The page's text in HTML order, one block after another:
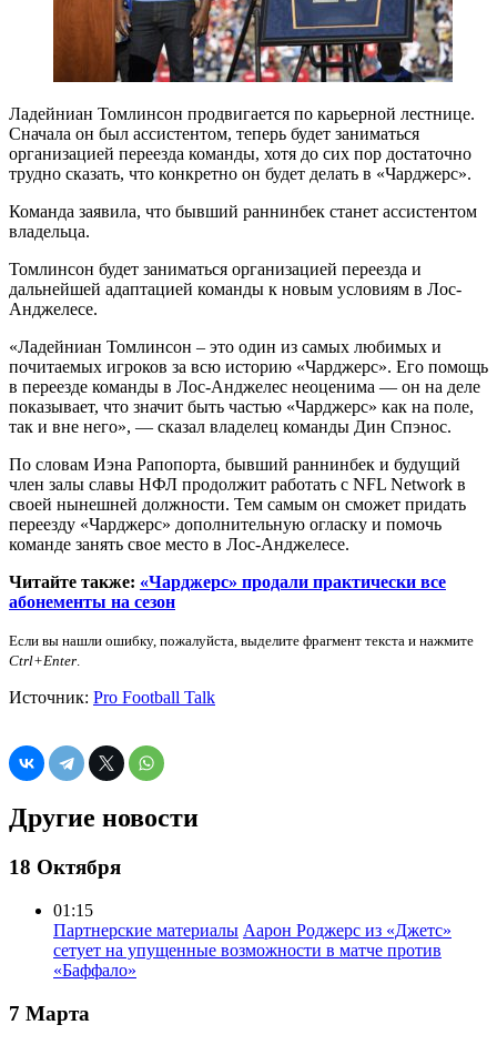
Ладейниан Томлинсон продвигается по карьерной лестнице.
Сначала он был ассистентом, теперь будет заниматься
организацией переезда команды, хотя до сих пор достаточно
трудно сказать, что конкретно он будет делать в «Чарджерс».
Команда заявила, что бывший раннинбек станет ассистентом
владельца.
Томлинсон будет заниматься организацией переезда и
дальнейшей адаптацией команды к новым условиям в Лос-
Анджелесе.
«Ладейниан Томлинсон – это один из самых любимых и
почитаемых игроков за всю историю «Чарджерс». Его помощь
в переезде команды в Лос-Анджелес неоценима — он на деле
показывает, что значит быть частью «Чарджерс» как на поле,
так и вне него», — сказал владелец команды Дин Спэнос.
По словам Иэна Рапопорта, бывший раннинбек и будущий
член залы славы НФЛ продолжит работать с NFL Network в
своей нынешней должности. Тем самым он сможет придать
переезду «Чарджерс» дополнительную огласку и помочь
команде занять свое место в Лос-Анджелесе.
Читайте также: «Чарджерс» продали практически все
абонементы на сезон
Если вы нашли ошибку, пожалуйста, выделите фрагмент текста и нажмите
Ctrl+Enter.
Источник: Pro Football Talk
Другие новости
18 Октября
01:15
Партнерские материалы Аарон Роджерс из «Джетс»
сетует на упущенные возможности в матче против
«Баффало»
7 Марта